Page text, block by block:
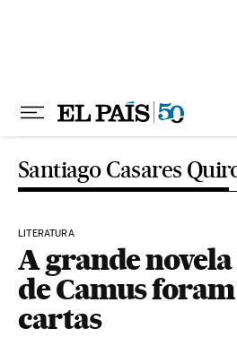
Santiago Casares
LITERATURA
A grande
de Camus
cartas